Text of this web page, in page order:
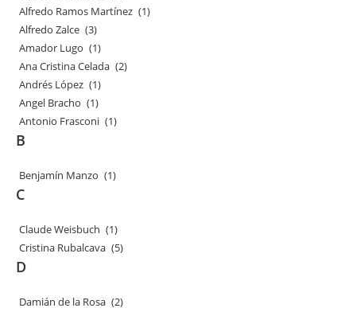
Alfredo Ramos Martínez (1)
Alfredo Zalce (3)
Amador Lugo (1)
Ana Cristina Celada (2)
Andrés López (1)
Angel Bracho (1)
Antonio Frasconi (1)
B
Benjamín Manzo (1)
C
Claude Weisbuch (1)
Cristina Rubalcava (5)
D
Damián de la Rosa (2)